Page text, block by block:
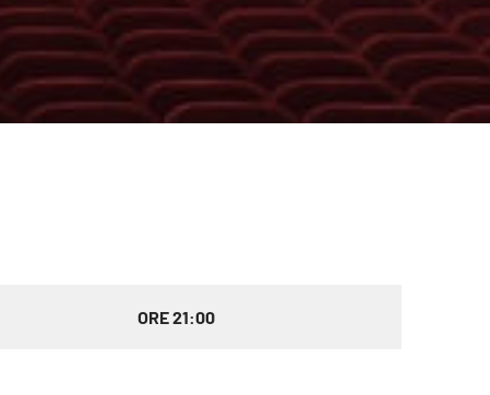
ORE 21:00